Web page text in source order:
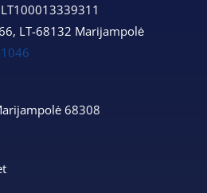
LT-68132 Marijampolė
68308